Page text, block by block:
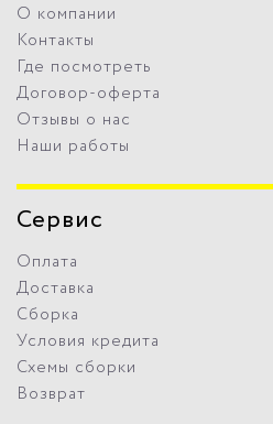
О компании
Контакты
Где посмотреть
Договор-оферта
Отзывы о нас
Наши работы
Сервис
Оплата
Доставка
Сборка
Условия кредита
Схемы сборки
Возврат